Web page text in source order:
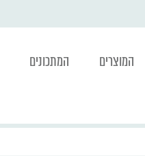
המוצרים המתכונים